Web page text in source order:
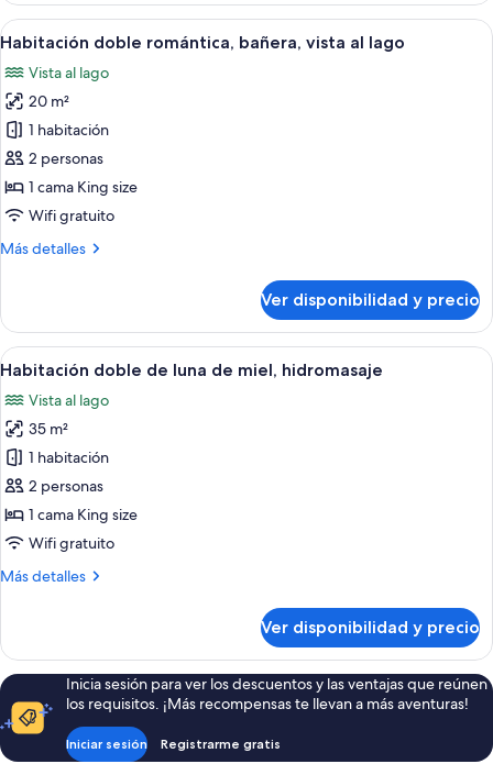
ejecutiva,
vista
lago
Ver
todas
las
fotos
de
Habitación
doble
romántica,
bañera,
vista
Un dormitorio con una cama
9
Habitación doble romántica, bañera, vista al lago
Vista al lago
20 m²
1 habitación
2 personas
1 cama King size
Wifi gratuito
Más detalles
Más
doble
romántica,
bañera,
al
lago
Ver disponibilidad y precio
Ver
todas
las
fotos
de
Habitación
doble
de
de
Una terraza con hidromasaje,
14
Habitación doble de luna de miel, hidromasaje
Vista al lago
35 m²
1 habitación
2 personas
1 cama King size
Wifi gratuito
Más detalles
Más
doble
de
luna
de
miel,
hidromasaje
Ver disponibilidad y precio
Inicia sesión para ver los descuentos y las ventajas que reúnen
los requisitos. ¡Más recompensas te llevan a más aventuras!
Iniciar sesión Registrarme gratis